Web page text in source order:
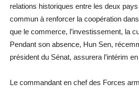
relations historiques entre les deux
commun à renforcer la coopération
que le commerce, l’investissement, la
Pendant son absence, Hun Sen,
président du Sénat, assurera l’intérim
Le commandant en chef des Forces